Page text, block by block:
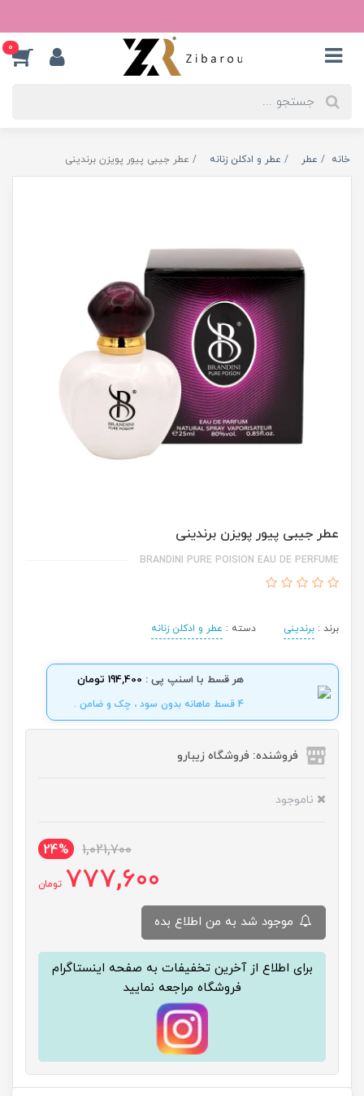
0
خانه عطر عطر و ادکلن زنانه عطر جیبی پیور پویزن برندینی
عطر جیبی پیور پویزن برندینی
BRANDINI PURE POISION EAU DE PERFUME
برند : برندینی دسته : عطر و ادکلن زنانه
هر قسط با اسنپ پی : 194,400 تومان
4 قسط ماهانه بدون سود ، چک و ضامن .
فروشنده: فروشگاه زیبارو
ناموجود
1,021,700
24%
777,600 تومان
برای اطلاع از آخرین تخفیفات به صفحه اینستاگرام
فروشگاه مراجعه نمایید